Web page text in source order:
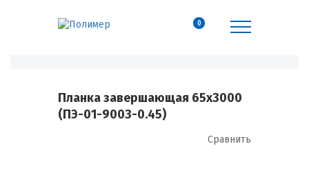
0
Планка завершающая 65х3000
(ПЭ-01-9003-0.45)
Сравнить